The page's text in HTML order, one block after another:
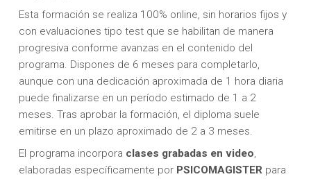
Esta formación se realiza 100% online, sin horarios fijos y
con evaluaciones tipo test que se habilitan de manera
progresiva conforme avanzas en el contenido del
programa. Dispones de 6 meses para completarlo,
aunque con una dedicación aproximada de 1 hora diaria
puede finalizarse en un período estimado de 1 a 2
meses. Tras aprobar la formación, el diploma suele
emitirse en un plazo aproximado de 2 a 3 meses.
El programa incorpora clases grabadas en video,
elaboradas específicamente por PSICOMAGISTERpara